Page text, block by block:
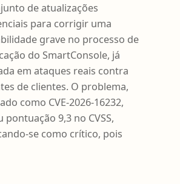
de atualizações
para corrigir uma
grave no processo de
do SmartConsole, já
em ataques reais contra
de clientes. O problema,
como CVE-2026-16232,
pontuação 9,3 no CVSS,
como crítico, pois